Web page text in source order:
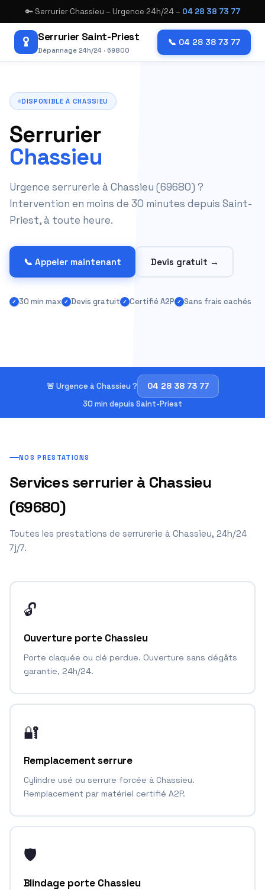
🔑 Serrurier Chassieu – Urgence 24h/24 – 04 28 38 73 77
Serrurier Saint-Priest
Dépannage 24h/24 · 69800
📞 04 28 38 73 77
DISPONIBLE À CHASSIEU
Serrurier
Chassieu
Urgence serrurerie à Chassieu (69680) ?
Intervention en moins de 30 minutes depuis Saint-
Priest, à toute heure.
📞 Appeler maintenant Devis gratuit →
30 min max Devis gratuit Certifié A2P Sans frais cachés
🚨 Urgence à Chassieu ? 04 28 38 73 77
30 min depuis Saint-Priest
NOS PRESTATIONS
Services serrurier à Chassieu
(69680)
Toutes les prestations de serrurerie à Chassieu, 24h/24
7j/7.
🔓
Ouverture porte Chassieu
Porte claquée ou clé perdue. Ouverture sans dégâts
garantie, 24h/24.
🔐
Remplacement serrure
Cylindre usé ou serrure forcée à Chassieu.
Remplacement par matériel certifié A2P.
🛡️
Blindage porte Chassieu